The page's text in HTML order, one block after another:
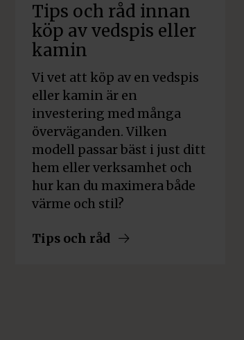
Tips och råd innan
köp av vedspis eller
kamin
Vi vet att köp av en vedspis
eller kamin är en
investering med många
överväganden. Vilken
modell passar bäst i just ditt
hem eller verksamhet och
hur kan du maximera både
värme och stil?
Tips och råd